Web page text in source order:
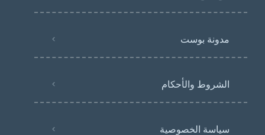
مدونة بوست
الشروط والأحكام
سياسة الخصوصية